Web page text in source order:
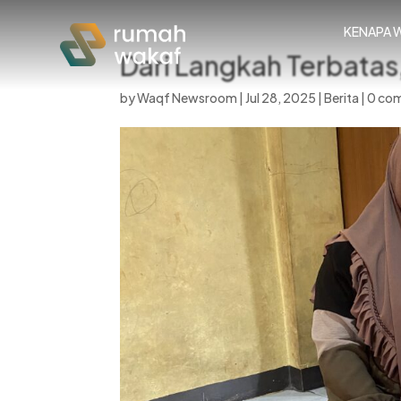
KENAPA
Dari Langkah
byWaqf Newsroom | Jul 28, 2025 |Berita |0